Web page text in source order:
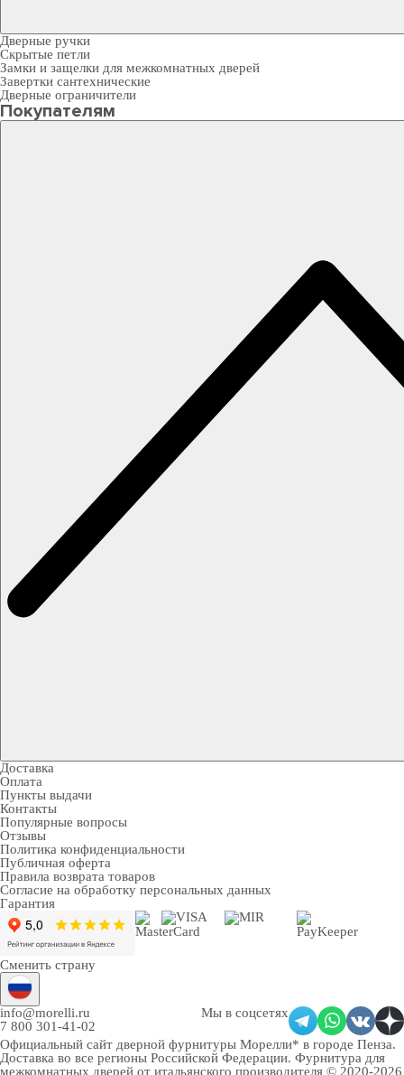
Дверные ручки
Скрытые петли
Замки и защелки для межкомнатных дверей
Завертки сантехнические
Дверные ограничители
Покупателям
Доставка
Оплата
Пункты выдачи
Контакты
Популярные вопросы
Отзывы
Политика конфиденциальности
Публичная оферта
Правила возврата товаров
Согласие на обработку персональных данных
Гарантия
Сменить страну
info@morelli.ru
7 800 301-41-02
Мы в соцсетях
Официальный сайт дверной фурнитуры Морелли* в городе Пенза.
Доставка во все регионы Российской Федерации. Фурнитура для
межкомнатных дверей от итальянского производителя © 2020-2026